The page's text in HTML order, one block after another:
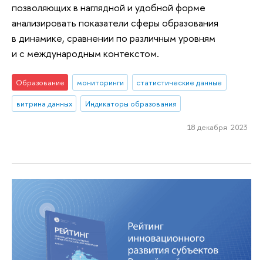
позволяющих в наглядной и удобной форме
анализировать показатели сферы образования
в динамике, сравнении по различным уровням
и с международным контекстом.
Образование мониторинги
статистические данные
витрина данных
Индикаторы образования
18 декабря 2023